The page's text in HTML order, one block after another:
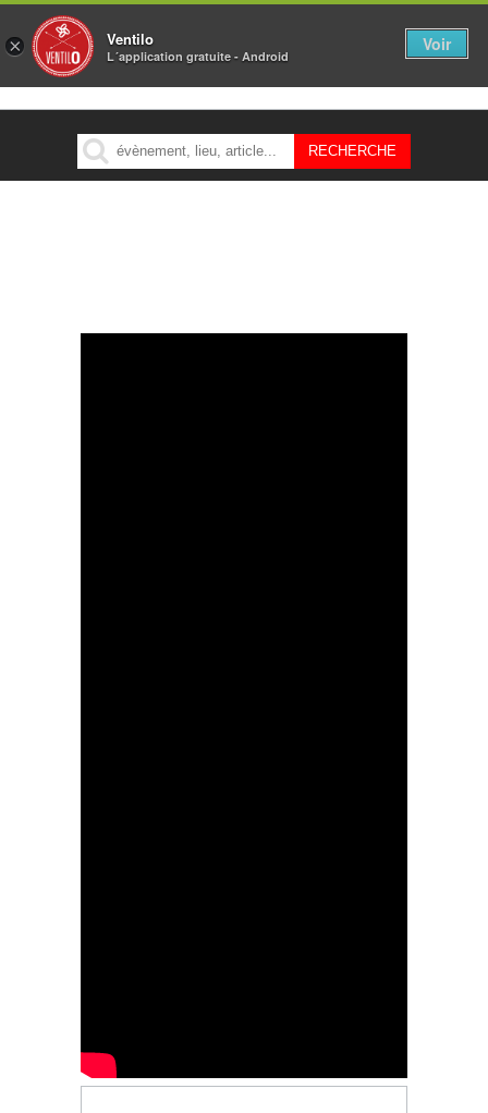
MENU
× Ventilo
L´application gratuite - Android
Voir